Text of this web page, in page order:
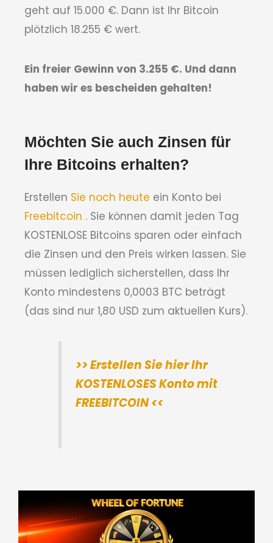
geht auf 15.000 €. Dann ist Ihr Bitcoin
plötzlich 18.255 € wert.
Ein freier Gewinn von 3.255 €. Und dann
haben wir es bescheiden gehalten!
Möchten Sie auch Zinsen für
Ihre Bitcoins erhalten?
Erstellen Sie noch heute ein Konto bei
Freebitcoin . Sie können damit jeden Tag
KOSTENLOSE Bitcoins sparen oder einfach
die Zinsen und den Preis wirken lassen. Sie
müssen lediglich sicherstellen, dass Ihr
Konto mindestens 0,0003 BTC beträgt
(das sind nur 1,80 USD zum aktuellen Kurs).
>> Erstellen Sie hier Ihr
KOSTENLOSES Konto mit
FREEBITCOIN <<